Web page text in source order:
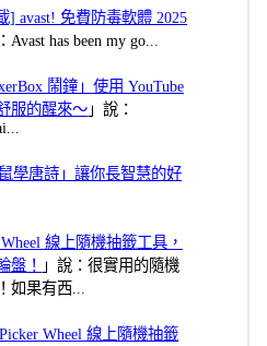
] avast! 免費防毒軟體 2025
Avast has been my go...
鬧鐘」使用 YouTube
服的醒來～ 」說：
鼠學唐詩」讓你長智慧的好
線上隨機抽籤工具，
盤！
」說：很實用的隨機
如果有西...
Picker Wheel 線上隨機抽籤